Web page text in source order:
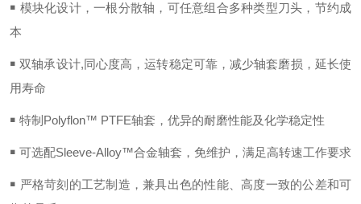
￭ 模块化设计，一根分散轴，可任意组合多种类型刀头，节约成
本
￭ 双轴承设计,同心度高，运转稳定可靠，减少轴套磨损，延长使
用寿命
￭ 特制Polyflon™ PTFE轴套，优异的耐磨性能及化学稳定性
￭ 可选配Sleeve-Alloy™合金轴套，免维护，满足高转速工作要求
￭ 严格苛刻的工艺制造，兼具出色的性能、高度一致的公差和可